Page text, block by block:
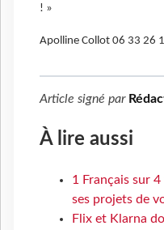
! »
Apolline Collot 06 33 26
Article signé par
À lire aussi
1 Français sur
ses projets de
Flix et Klarna